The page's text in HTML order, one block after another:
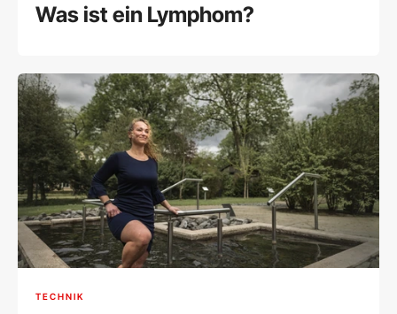
Was ist ein Lymphom?
TECHNIK